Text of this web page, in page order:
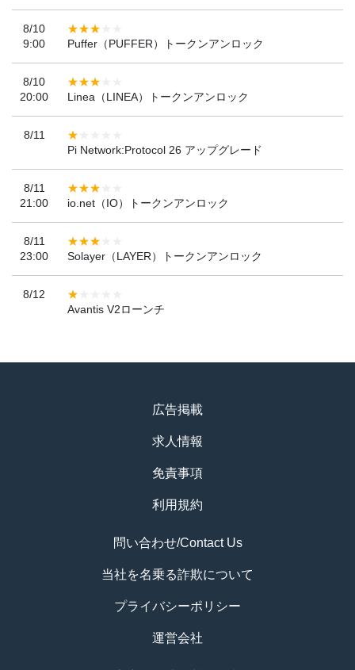
8/10
9:00
Puffer（PUFFER）トークンアンロック
8/10
20:00
Linea（LINEA）トークンアンロック
8/11
Pi Network:Protocol 26 アップグレード
8/11
21:00
io.net（IO）トークンアンロック
8/11
23:00
Solayer（LAYER）トークンアンロック
8/12
Avantis V2ローンチ
広告掲載
求人情報
免責事項
利用規約
問い合わせ/Contact Us
当社を名乗る詐欺について
プライバシーポリシー
運営会社